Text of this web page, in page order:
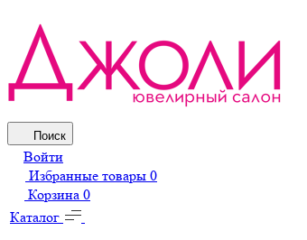
Поиск
Войти
Избранные товары 0
Корзина 0
Каталог